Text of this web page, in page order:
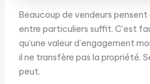
Beaucoup de vendeurs pensent
entre particuliers suffit. C’est
qu’une valeur d’engagement
il ne transfère pas la propriété.
peut.